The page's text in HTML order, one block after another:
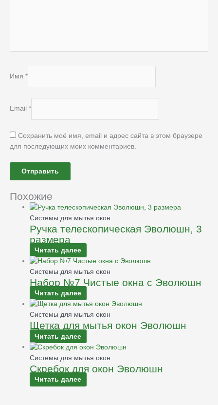
Имя *
Email *
Сохранить моё имя, email и адрес сайта в этом браузере
для последующих моих комментариев.
Похожие
Системы для мытья окон
Ручка телескопическая Эволюшн, 3
размера
Читать далее
Системы для мытья окон
Набор №7 Чистые окна с Эволюшн
Читать далее
Системы для мытья окон
Щетка для мытья окон Эволюшн
Читать далее
Системы для мытья окон
Скребок для окон Эволюшн
Читать далее